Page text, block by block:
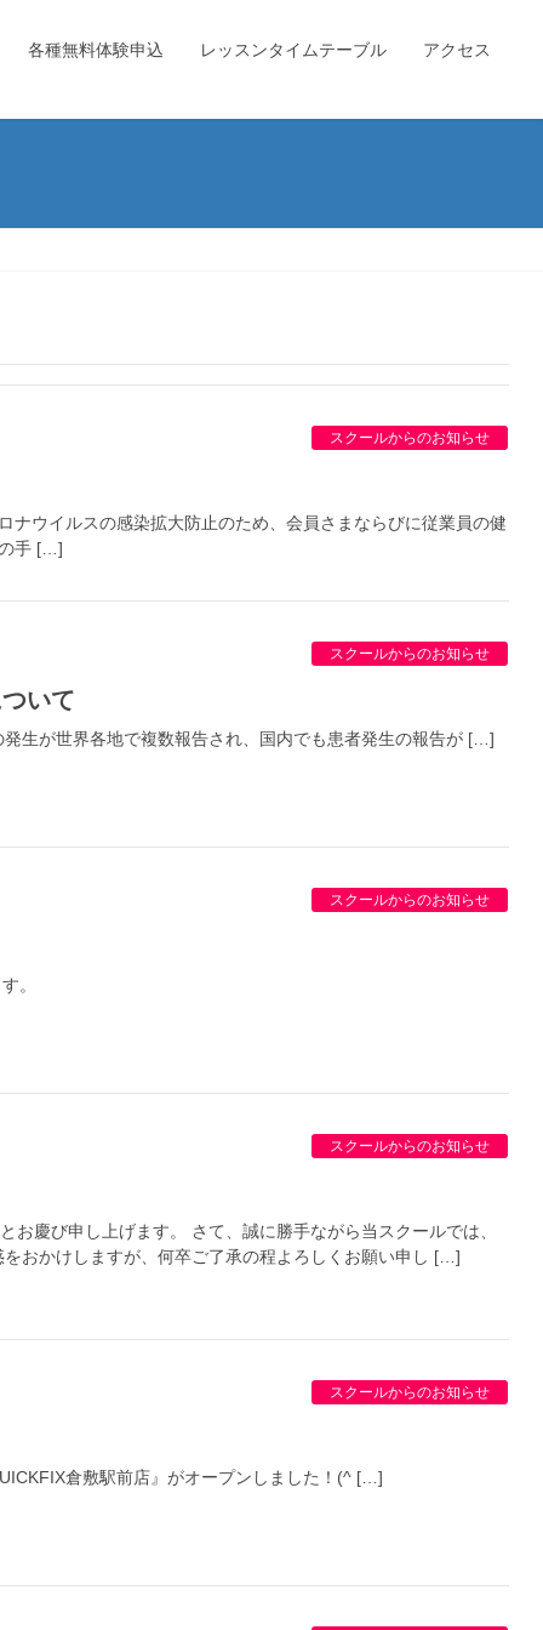
各種無料体験申込 レッスンタイムテーブル アクセス
スクールからのお知らせ
ウイルスの感染拡大防止のため、会員さまならびに従業員の健
手 […]
スクールからのお知らせ
いて
生が世界各地で複数報告され、国内でも患者発生の報告が […]
スクールからのお知らせ
。
スクールからのお知らせ
慶び申し上げます。 さて、誠に勝手ながら当スクールでは、
おかけしますが、何卒ご了承の程よろしくお願い申し […]
スクールからのお知らせ
倉敷駅前店』がオープンしました！(^ […]